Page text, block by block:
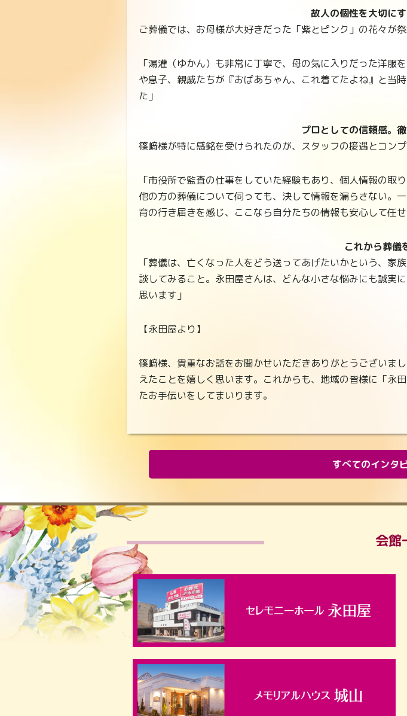
故人の個性を大切に
ご葬儀では、お母様が大好きだった「紫とピンク」の花々が祭
「湯灌（ゆかん）も非常に丁寧で、母の気に入りだった洋
や息子、親戚たちが『おばあちゃん、これ着てたよね』と当
た」
プロとしての信頼感。
篠﨑様が特に感銘を受けられたのが、スタッフの接遇とコン
「市役所で監査の仕事をしていた経験もあり、個人情報の取
他の方の葬儀について伺っても、決して情報を漏らさない。
育の行き届きを感じ、ここなら自分たちの情報も安心して任
これから葬儀
「葬儀は、亡くなった人をどう送ってあげたいかという、
談してみること。永田屋さんは、どんな小さな悩みにも誠実
思います」
【永田屋より】
篠﨑様、貴重なお話をお聞かせいただきありがとうございま
えたことを嬉しく思います。これからも、地域の皆様に「永
たお手伝いをしてまいります。
すべてのインタ
会館